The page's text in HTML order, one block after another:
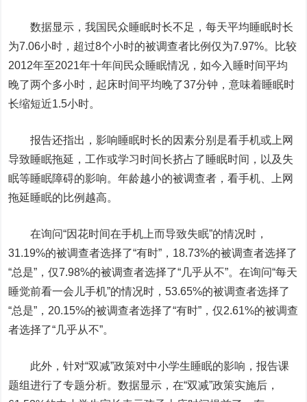
数据显示，我国民众睡眠时长不足，每天平均睡眠时长
为7.06小时，超过8个小时的被调查者比例仅为7.97%。比较
2012年至2021年十年间民众睡眠情况，如今入睡时间平均
晚了两个多小时，起床时间平均晚了37分钟，意味着睡眠时
长缩短近1.5小时。
报告还指出，影响睡眠时长的因素分别是看手机或上网
导致睡眠拖延，工作或学习时间长挤占了睡眠时间，以及失
眠等睡眠障碍的影响。年龄越小的被调查者，看手机、上网
拖延睡眠的比例越高。
在询问“因花时间在手机上而导致失眠”的情况时，
31.19%的被调查者选择了“有时”，18.73%的被调查者选择了
“总是”，仅7.98%的被调查者选择了“几乎从不”。在询问“每天
睡觉前看一会儿手机”的情况时，53.65%的被调查者选择了
“总是”，20.15%的被调查者选择了“有时”，仅2.61%的被调查
者选择了“几乎从不”。
此外，针对“双减”政策对中小学生睡眠的影响，报告课
题组进行了专题分析。数据显示，在“双减”政策实施后，